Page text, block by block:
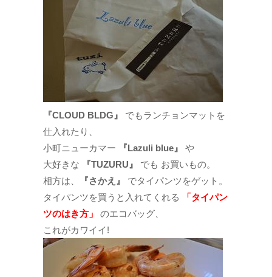
『CLOUD BLDG』
でもランチョンマットを
仕入れたり、
小町ニューカマー 『Lazuli blue』
や
大好きな 『TUZURU』
でも お買いもの。
相方は、
『さかえ』
でタイパンツをゲット。
タイパンツを買うと入れてくれる
「タイパン
ツのはき方」
のエコバッグ、
これがカワイイ!